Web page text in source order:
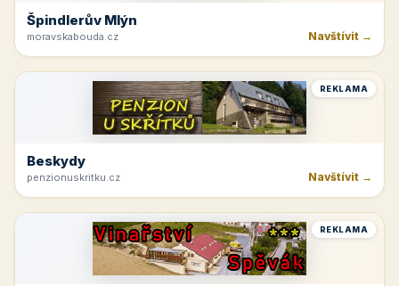
Špindlerův Mlýn
moravskabouda.cz Navštívit →
REKLAMA
Beskydy
penzionuskritku.cz Navštívit →
REKLAMA